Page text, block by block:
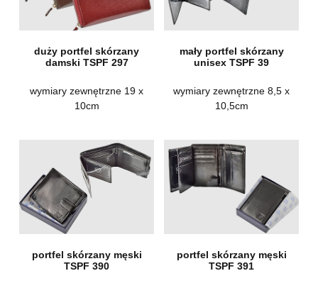
duży portfel skórzany
damski TSPF 297
wymiary zewnętrzne 19 x
10cm
mały portfel skórzany
unisex TSPF 39
wymiary zewnętrzne 8,5 x
10,5cm
portfel skórzany męski
TSPF 390
portfel skórzany męski
TSPF 391